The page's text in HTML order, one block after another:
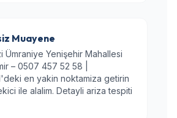
Muayene
Ümraniye Yenişehir Mahallesi
– 0507 457 52 58 |
en yakin noktamiza getirin
ile alalim. Detayli ariza tespiti